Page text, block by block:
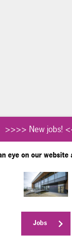
B.V.
Sitemap
>>>> New jobs!
eye on our website
Jobs